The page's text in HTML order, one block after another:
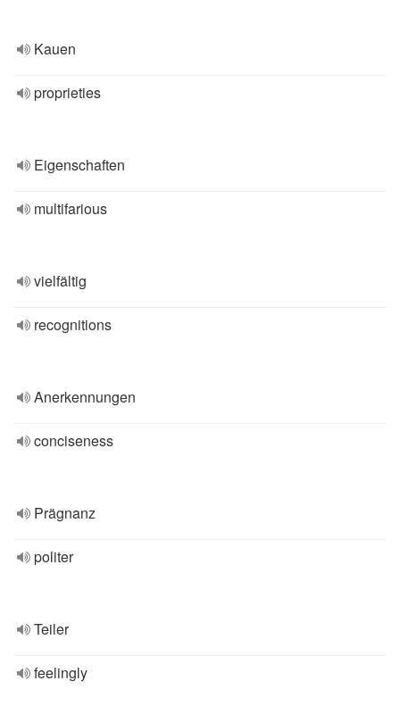
Kauen
proprieties
Eigenschaften
multifarious
vielfältig
recognitions
Anerkennungen
conciseness
Prägnanz
politer
Teiler
feelingly